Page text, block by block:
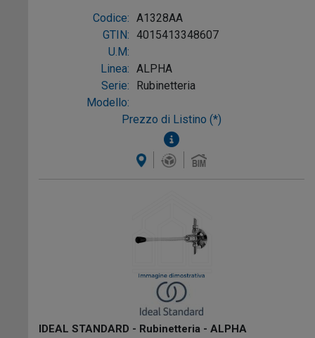
LAVABO CROMO
Codice: A1328AA
GTIN: 4015413348607
U.M:
Linea: ALPHA
Serie:
Rubinetteria
Modello:
Prezzo di Listino (*)
IDEAL STANDARD - Rubinetteria - ALPHA